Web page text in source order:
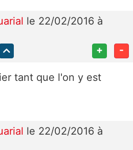
le 22/02/2016 à
+ -
tant que l'on y est
le 22/02/2016 à